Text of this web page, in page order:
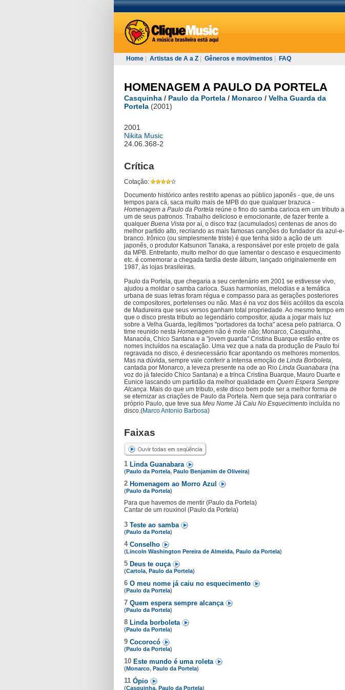
Home Artistas de A a Z Gêneros e movimentos FAQ
HOMENAGEM A PAULO DA PORTELA
Casquinha / Paulo da Portela / Monarco / Velha Guarda da
Portela (2001)
2001
Nikita Music
24.06.368-2
Crítica
Cotação:
Documento histórico antes restrito apenas ao público japonês - que, de uns
tempos para cá, saca muito mais de MPB do que qualquer brazuca -
Homenagem a Paulo da Portela reúne o fino do samba carioca em um tributo a
um de seus patronos. Trabalho delicioso e emocionante, de fazer frente a
qualquer Buena Vista por aí, o disco traz (acumulados) centenas de anos do
melhor partido alto, recriando as mais famosas canções do fundador da azul-e-
branco. Irônico (ou simplesmente triste) é que tenha sido a ação de um
japonês, o produtor Katsunori Tanaka, a responsável por este projeto de gala
da MPB. Entretanto, muito melhor do que lamentar o descaso e esquecimento
etc. é comemorar a chegada tardia deste álbum, lançado originalemente em
1987, às lojas brasileiras.
Paulo da Portela, que chegaria a seu centenário em 2001 se estivesse vivo,
ajudou a moldar o samba carioca. Suas harmonias, melodias e a temática
urbana de suas letras foram régua e compasso para as gerações posteriores
de compositores, portelenses ou não. Mas é na voz dos fiéis acólitos da escola
de Madureira que seus versos ganham total propriedade. Ao mesmo tempo em
que o disco presta tributo ao legendário compositor, ajuda a jogar mais luz
sobre a Velha Guarda, legítimos "portadores da tocha" acesa pelo patriarca. O
time reunido nesta Homenagem não é mole não; Monarco, Casquinha,
Manacéa, Chico Santana e a "jovem guarda" Cristina Buarque estão entre os
nomes incluídos na escalação. Uma vez que a nata da produção de Paulo foi
regravada no disco, é desnecessário ficar apontando os melhores momentos.
Mas na dúvida, sempre vale conferir a intensa emoção de Linda Borboleta,
cantada por Monarco, a leveza presente na ode ao Rio Linda Guanabara (na
voz do já falecido Chico Santana) e a trinca Cristina Buarque, Mauro Duarte e
Eunice lascando um partidão da melhor qualidade em Quem Espera Sempre
Alcança. Mais do que um tributo, este disco bem pode ser a melhor forma de
se eternizar as criações de Paulo da Portela. Nem que seja para contrariar o
próprio Paulo, que teve sua Meu Nome Já Caiu No Esquecimento incluída no
disco.(Marco Antonio Barbosa)
Faixas
1 Linda Guanabara
(Paulo da Portela, Paulo Benjamim de Oliveira)
2 Homenagem ao Morro Azul
(Paulo da Portela)
Para que havemos de mentir (Paulo da Portela)
Cantar de um rouxinol (Paulo da Portela)
3 Teste ao samba
(Paulo da Portela)
4 Conselho
(Lincoln Washington Pereira de Almeida, Paulo da Portela)
5 Deus te ouça
(Cartola, Paulo da Portela)
6 O meu nome já caiu no esquecimento
(Paulo da Portela)
7 Quem espera sempre alcança
(Paulo da Portela)
8 Linda borboleta
(Paulo da Portela)
9 Cocorocó
(Paulo da Portela)
10 Este mundo é uma roleta
(Monarco, Paulo da Portela)
11 Ópio
(Casquinha, Paulo da Portela)